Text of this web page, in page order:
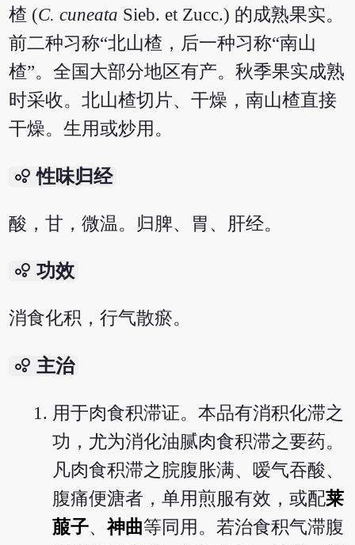
楂 (C. cuneata Sieb. et Zucc.) 的成熟果实。
前二种习称“北山楂，后一种习称“南山
楂”。全国大部分地区有产。秋季果实成熟
时采收。北山楂切片、干燥，南山楂直接
干燥。生用或炒用。
bubble_chart 性味归经
酸，甘，微温。归脾、胃、肝经。
bubble_chart 功效
消食化积，行气散瘀。
bubble_chart 主治
用于肉食积滞证。本品有消积化滞之
功，尤为消化油腻肉食积滞之要药。
凡肉食积滞之脘腹胀满、嗳气吞酸、
腹痛便溏者，单用煎服有效，或配莱
菔子、神曲等同用。若治食积气滞腹